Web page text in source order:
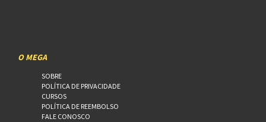
O MEGA
SOBRE
POLÍTICA DE PRIVACIDADE
CURSOS
POLÍTICA DE REEMBOLSO
FALE CONOSCO